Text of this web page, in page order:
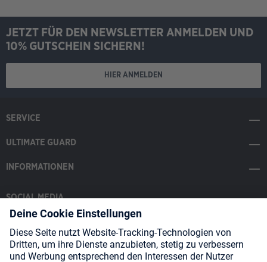
JETZT FÜR DEN NEWSLETTER ANMELDEN UND
10% GUTSCHEIN SICHERN!
HIER ANMELDEN
SERVICE
ULTIMATE GUARD
INFORMATIONEN
SOCIAL MEDIA
Payment Methods